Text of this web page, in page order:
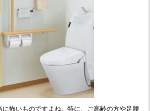
に怖いものですよね。特に、ご高齢の方や足腰